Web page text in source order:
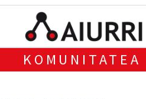
KOMUNITATEA